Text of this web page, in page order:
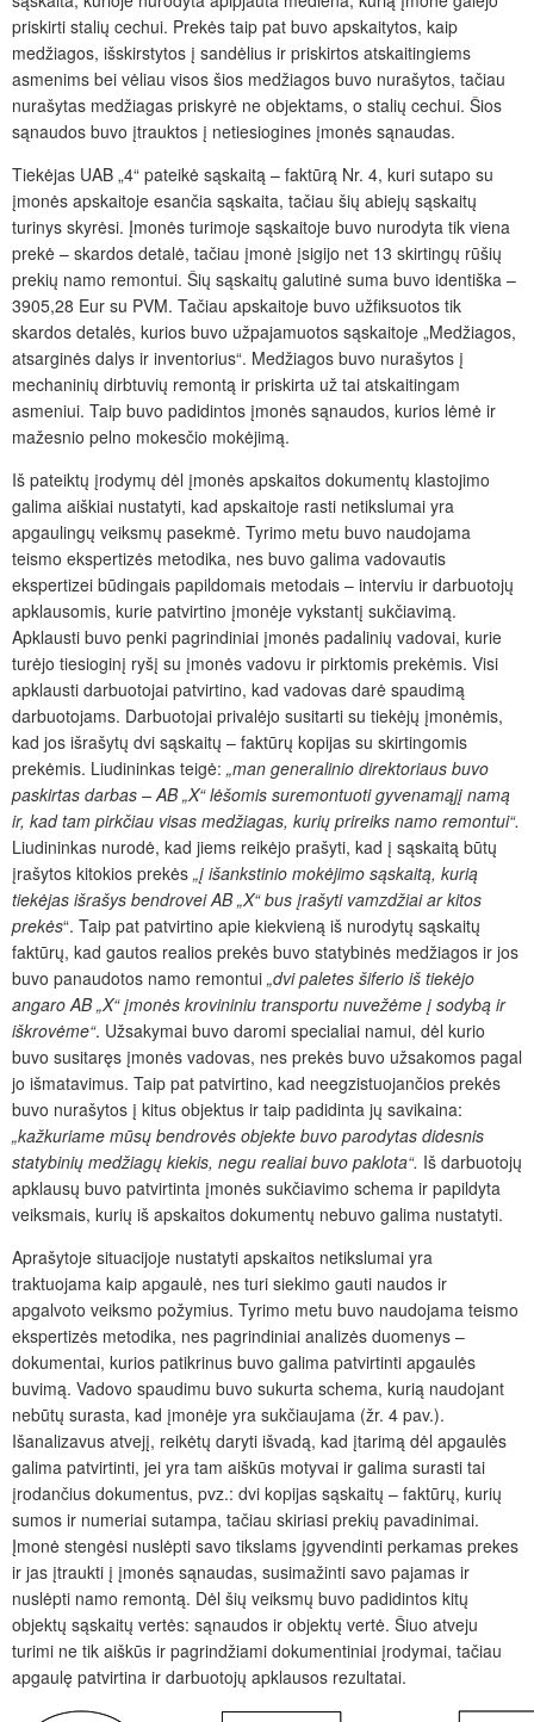
priskirti stalių cechui. Prekės taip pat buvo apskaitytos, kaip
medžiagos, išskirstytos į sandėlius ir priskirtos atskaitingiems
asmenims bei vėliau visos šios medžiagos buvo nurašytos, tačiau
nurašytas medžiagas priskyrė ne objektams, o stalių cechui. Šios
sąnaudos buvo įtrauktos į netiesiogines įmonės sąnaudas.
Tiekėjas UAB „4“ pateikė sąskaitą – faktūrą Nr. 4, kuri sutapo su
įmonės apskaitoje esančia sąskaita, tačiau šių abiejų sąskaitų
turinys skyrėsi. Įmonės turimoje sąskaitoje buvo nurodyta tik viena
prekė – skardos detalė, tačiau įmonė įsigijo net 13 skirtingų rūšių
prekių namo remontui. Šių sąskaitų galutinė suma buvo identiška –
3905,28 Eur su PVM. Tačiau apskaitoje buvo užfiksuotos tik
skardos detalės, kurios buvo užpajamuotos sąskaitoje „Medžiagos,
atsarginės dalys ir inventorius“. Medžiagos buvo nurašytos į
mechaninių dirbtuvių remontą ir priskirta už tai atskaitingam
asmeniui. Taip buvo padidintos įmonės sąnaudos, kurios lėmė ir
mažesnio pelno mokesčio mokėjimą.
Iš pateiktų įrodymų dėl įmonės apskaitos dokumentų klastojimo
galima aiškiai nustatyti, kad apskaitoje rasti netikslumai yra
apgaulingų veiksmų pasekmė. Tyrimo metu buvo naudojama
teismo ekspertizės metodika, nes buvo galima vadovautis
ekspertizei būdingais papildomais metodais – interviu ir darbuotojų
apklausomis, kurie patvirtino įmonėje vykstantį sukčiavimą.
Apklausti buvo penki pagrindiniai įmonės padalinių vadovai, kurie
turėjo tiesioginį ryšį su įmonės vadovu ir pirktomis prekėmis. Visi
apklausti darbuotojai patvirtino, kad vadovas darė spaudimą
darbuotojams. Darbuotojai privalėjo susitarti su tiekėjų įmonėmis,
kad jos išrašytų dvi sąskaitų – faktūrų kopijas su skirtingomis
prekėmis. Liudininkas teigė: „man generalinio direktoriaus buvo
paskirtas darbas – AB „X“ lėšomis suremontuoti gyvenamąjį namą
ir, kad tam pirkčiau visas medžiagas, kurių prireiks namo remontui“.
Liudininkas nurodė, kad jiems reikėjo prašyti, kad į sąskaitą būtų
įrašytos kitokios prekės „į išankstinio mokėjimo sąskaitą, kurią
tiekėjas išrašys bendrovei AB „X“ bus įrašyti vamzdžiai ar kitos
prekės“. Taip pat patvirtino apie kiekvieną iš nurodytų sąskaitų
faktūrų, kad gautos realios prekės buvo statybinės medžiagos ir jos
buvo panaudotos namo remontui „dvi paletes šiferio iš tiekėjo
angaro AB „X“ įmonės krovininiu transportu nuvežėme į sodybą ir
iškrovėme“. Užsakymai buvo daromi specialiai namui, dėl kurio
buvo susitaręs įmonės vadovas, nes prekės buvo užsakomos pagal
jo išmatavimus. Taip pat patvirtino, kad neegzistuojančios prekės
buvo nurašytos į kitus objektus ir taip padidinta jų savikaina:
„kažkuriame mūsų bendrovės objekte buvo parodytas didesnis
statybinių medžiagų kiekis, negu realiai buvo paklota“. Iš darbuotojų
apklausų buvo patvirtinta įmonės sukčiavimo schema ir papildyta
veiksmais, kurių iš apskaitos dokumentų nebuvo galima nustatyti.
Aprašytoje situacijoje nustatyti apskaitos netikslumai yra
traktuojama kaip apgaulė, nes turi siekimo gauti naudos ir
apgalvoto veiksmo požymius. Tyrimo metu buvo naudojama teismo
ekspertizės metodika, nes pagrindiniai analizės duomenys –
dokumentai, kurios patikrinus buvo galima patvirtinti apgaulės
buvimą. Vadovo spaudimu buvo sukurta schema, kurią naudojant
nebūtų surasta, kad įmonėje yra sukčiaujama (žr. 4 pav.).
Išanalizavus atvejį, reikėtų daryti išvadą, kad įtarimą dėl apgaulės
galima patvirtinti, jei yra tam aiškūs motyvai ir galima surasti tai
įrodančius dokumentus, pvz.: dvi kopijas sąskaitų – faktūrų, kurių
sumos ir numeriai sutampa, tačiau skiriasi prekių pavadinimai.
Įmonė stengėsi nuslėpti savo tikslams įgyvendinti perkamas prekes
ir jas įtraukti į įmonės sąnaudas, susimažinti savo pajamas ir
nuslėpti namo remontą. Dėl šių veiksmų buvo padidintos kitų
objektų sąskaitų vertės: sąnaudos ir objektų vertė. Šiuo atveju
turimi ne tik aiškūs ir pagrindžiami dokumentiniai įrodymai, tačiau
apgaulę patvirtina ir darbuotojų apklausos rezultatai.